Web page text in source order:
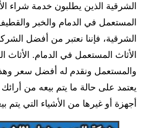
الشرقية الذين يطلبون خدمة شراء
المستعمل في الدمام والخبر
الشرقية، فإننا نعتبر من أفضل
الأثاث المستعمل في الدمام. الأثاث
والمستعمل ونقدم له أفضل سعر
يعتمد على حالة ما يتم بيعه من
أجهزة أو غيرها من الأشياء التي يتم